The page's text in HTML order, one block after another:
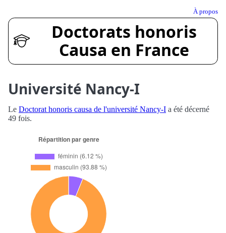
À propos
Doctorats honoris
Causa en France
Université Nancy-I
Le Doctorat honoris causa de l'université Nancy-I a été décerné
49 fois.